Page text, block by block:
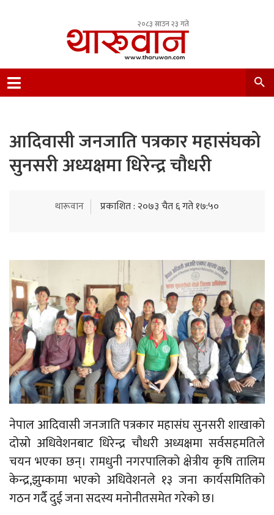
२०८३ साउन २३ गते
Nepal.
आदिवासी जनजाति पत्रकार महासंघको
सुनसरी अध्यक्षमा धिरेन्द्र चौधरी
थारूवान प्रकाशित : २०७३ चैत ६ गते १७:५०
नेपाल आदिवासी जनजाति पत्रकार महासंघ सुनसरी शाखाको
दोस्रो अधिवेशनबाट धिरेन्द्र चौधरी अध्यक्षमा सर्वसहमतिले
चयन भएका छन्। रामधुनी नगरपालिको क्षेत्रीय कृषि तालिम
केन्द्र,झुम्कामा भएको अधिवेशनले १३ जना कार्यसमितिको
गठन गर्दै दुई जना सदस्य मनोनीतसमेत गरेको छ।